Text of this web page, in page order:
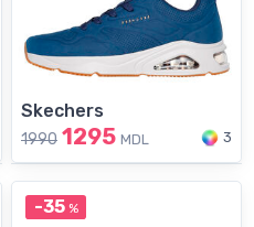
Skechers
1990 1295 MDL 3
-35%